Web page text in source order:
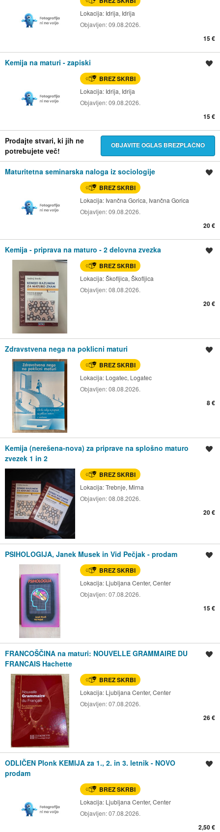
Lokacija: Idrija, Idrija
Objavljen:09.08.2026.
15 €
Kemija na maturi - zapiski
BREZ SKRBI
Lokacija: Idrija, Idrija
Objavljen:09.08.2026.
15 €
Prodajte stvari, ki jih ne
potrebujete več!
OBJAVITE OGLAS BREZPLAČNO
Maturitetna seminarska naloga iz sociologije
BREZ SKRBI
Lokacija: Ivančna Gorica, Ivančna Gorica
Objavljen:09.08.2026.
20 €
Kemija - priprava na maturo - 2 delovna zvezka
BREZ SKRBI
Lokacija:Škofljica, Škofljica
Objavljen:08.08.2026.
20 €
Zdravstvena nega na poklicni maturi
BREZ SKRBI
Lokacija: Logatec, Logatec
Objavljen:08.08.2026.
8 €
Kemija (nerešena-nova) za priprave na splošno maturo
zvezek 1 in 2
BREZ SKRBI
Lokacija:Trebnje, Mirna
Objavljen:08.08.2026.
20 €
PSIHOLOGIJA, Janek Musek in Vid Pečjak - prodam
BREZ SKRBI
Lokacija: Ljubljana Center, Center
Objavljen:07.08.2026.
15 €
FRANCOŠČINA na maturi: NOUVELLE GRAMMAIRE DU
FRANCAIS Hachette
BREZ SKRBI
Lokacija: Ljubljana Center, Center
Objavljen:07.08.2026.
26 €
ODLIČEN Plonk KEMIJA za 1., 2. in 3. letnik - NOVO
prodam
BREZ SKRBI
Lokacija: Ljubljana Center, Center
Objavljen:07.08.2026.
2,50 €